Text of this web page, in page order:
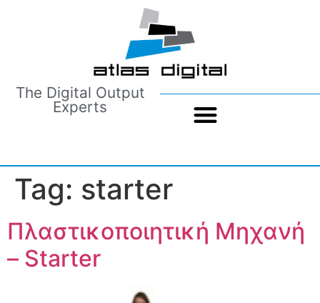
The Digital Output
Experts
Tag: starter
Πλαστικοποιητική Μηχανή
– Starter